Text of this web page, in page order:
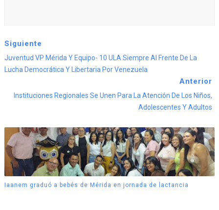
Siguiente
Juventud VP Mérida Y Equipo- 10 ULA Siempre Al Frente De La
Lucha Democrática Y Libertaria Por Venezuela
Anterior
Instituciones Regionales Se Unen Para La Atención De Los Niños,
Adolescentes Y Adultos
Iaanem graduó a bebés de Mérida en jornada de lactancia